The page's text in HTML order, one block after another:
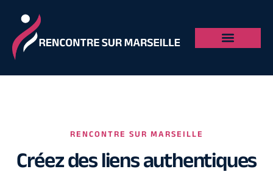
RENCONTRE SUR MARSEILLE
Créez des liens authentiques